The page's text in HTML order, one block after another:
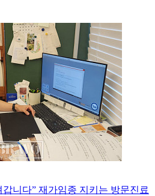
니다” 재가임종 지키는 방문진료